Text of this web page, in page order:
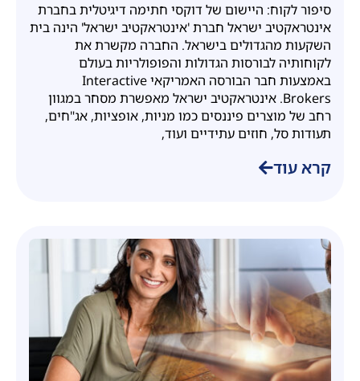
ביעילות ומהירות
סיפור לקוח: היישום של דוקסי חתימה דיגיטלית בחברת
אינטראקטיב ישראל חברת 'אינטראקטיב ישראל' הינה בית
השקעות מהגדולים בישראל. החברה מקשרת את
לקוחותיה לבורסות הגדולות והפופולריות בעולם
באמצעות חבר הבורסה האמריקאי Interactive
Brokers. אינטראקטיב ישראל מאפשרת מסחר במגוון
רחב של מוצרים פיננסים כמו מניות, אופציות, אג"חים,
תעודות סל, חוזים עתידיים ועוד,
קרא עוד